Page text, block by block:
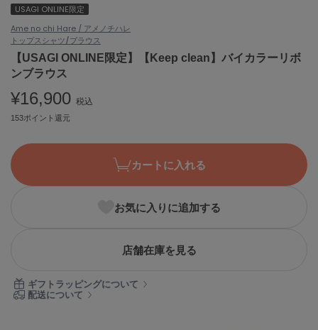
(124)
ànuke
アンヌーク
ASICS
アシックス
バレリット
BANDOLIER
バンドリヤー
Calvin Klein
USAGI ONLINE限定
Ame no chi Hare / アメノチハレ
トップスシャツ/ブラウス
【USAGI ONLINE限定】【Keep clean】バイカラーリボ
ンブラウス
¥16,900 税込
153ポイント還元
カートに入れる
お気に入りに追加する
店舗在庫を見る
ギフトラッピングについて
配送について